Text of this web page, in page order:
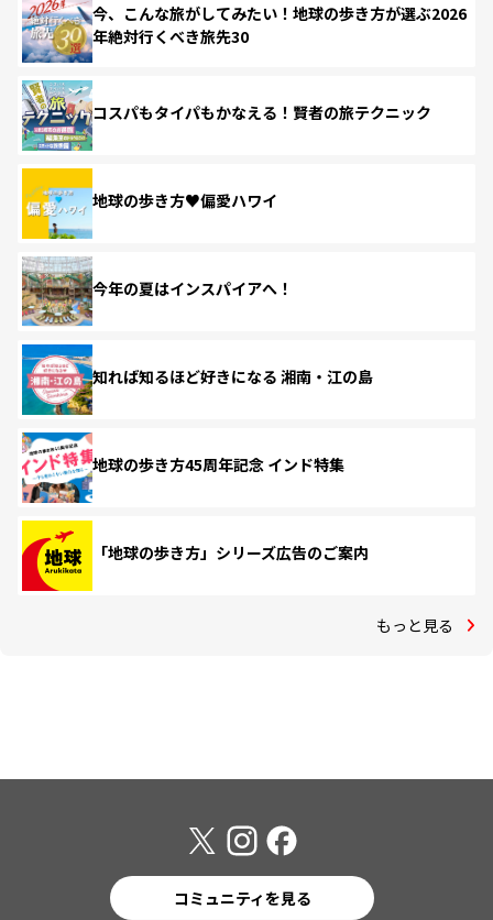
今、こんな旅がしてみたい！地球の歩き方が選ぶ2026
年絶対行くべき旅先30
コスパもタイパもかなえる！賢者の旅テクニック
地球の歩き方♥偏愛ハワイ
今年の夏はインスパイアへ！
知れば知るほど好きになる 湘南・江の島
地球の歩き方45周年記念 インド特集
「地球の歩き方」シリーズ広告のご案内
もっと見る
コミュニティを見る